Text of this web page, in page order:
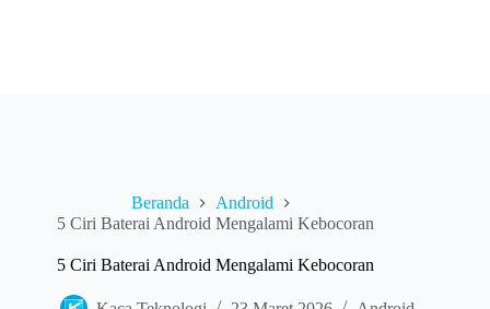
Beranda
Android
5 Ciri Baterai Android Mengalami Kebocoran
5 Ciri Baterai Android Mengalami Kebocoran